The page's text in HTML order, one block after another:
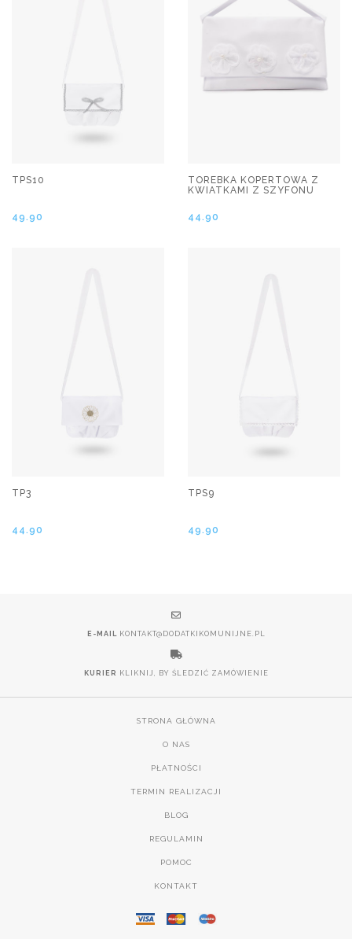
TPS10
49.90
TOREBKA KOPERTOWA Z
KWIATKAMI Z SZYFONU
44.90
TP3
44.90
TPS9
49.90
E-MAIL KONTAKT@DODATKIKOMUNIJNE.PL
KURIER KLIKNIJ, BY ŚLEDZIĆ ZAMÓWIENIE
STRONA GŁÓWNA
O NAS
PŁATNOŚCI
TERMIN REALIZACJI
BLOG
REGULAMIN
POMOC
KONTAKT